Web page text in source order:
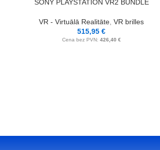
LASĪT VAIRĀK
SONY PLAYSTATION VR2 BUNDLE
VR - Virtuālā Realitāte, VR brilles
515,95 €
Cena bez PVN: 426,40 €